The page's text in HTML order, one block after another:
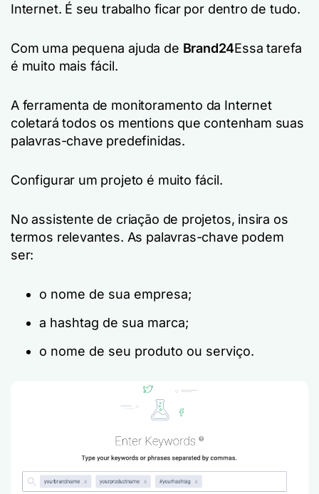
Internet. É seu trabalho ficar por dentro de tudo.
Com uma pequena ajuda de Brand24Essa tarefa
é muito mais fácil.
A ferramenta de monitoramento da Internet
coletará todos os mentions que contenham suas
palavras-chave predefinidas.
Configurar um projeto é muito fácil.
No assistente de criação de projetos, insira os
termos relevantes. As palavras-chave podem
ser:
o nome de sua empresa;
a hashtag de sua marca;
o nome de seu produto ou serviço.